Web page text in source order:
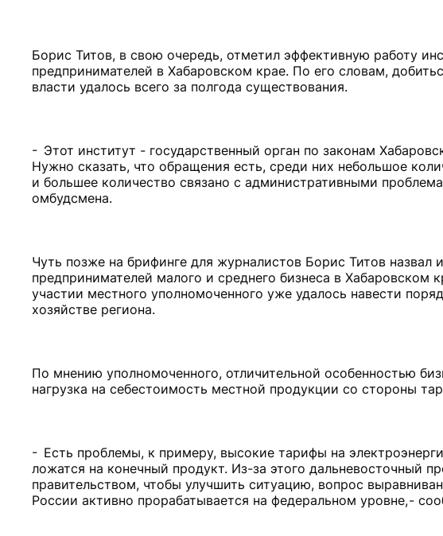
Борис Титов, в свою очередь, отметил эффективную работу
предпринимателей в Хабаровском крае. По его словам,
власти удалось всего за полгода существования.
- Этот институт - государственный орган по законам
Нужно сказать, что обращения есть, среди них небольшое
и большее количество связано с административными
омбудсмена.
Чуть позже на брифинге для журналистов Борис Титов назвал
предпринимателей малого и среднего бизнеса в
участии местного уполномоченного уже удалось навести
хозяйстве региона.
По мнению уполномоченного, отличительной особенностью
нагрузка на себестоимость местной продукции со стороны
- Есть проблемы, к примеру, высокие тарифы на
ложатся на конечный продукт. Из-за этого дальневосточный
правительством, чтобы улучшить ситуацию, вопрос
России активно прорабатывается на федеральном уровне, -